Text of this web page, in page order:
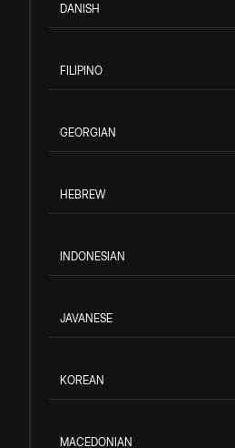
DANISH
FILIPINO
GEORGIAN
HEBREW
INDONESIAN
JAVANESE
KOREAN
MACEDONIAN